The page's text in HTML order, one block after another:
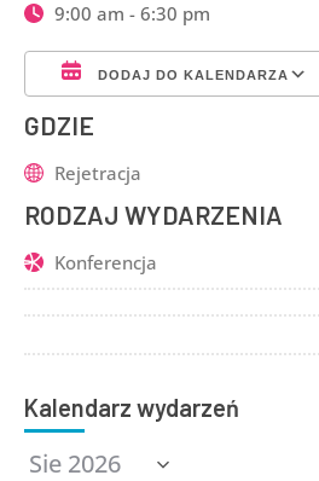
9:00 am - 6:30 pm
DODAJ DO KALENDARZA
Pobierz ICS
GDZIE
Rejetracja
RODZAJ WYDARZENIA
Konferencja
Kalendarz wydarzeń